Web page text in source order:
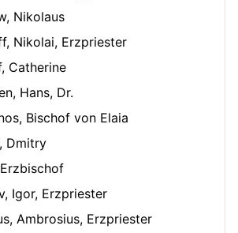
Nikolaus
Nikolai, Erzpriester
Catherine
Hans, Dr.
Bischof von Elaia
Dmitry
Igor, Erzpriester
Ambrosius, Erzpriester